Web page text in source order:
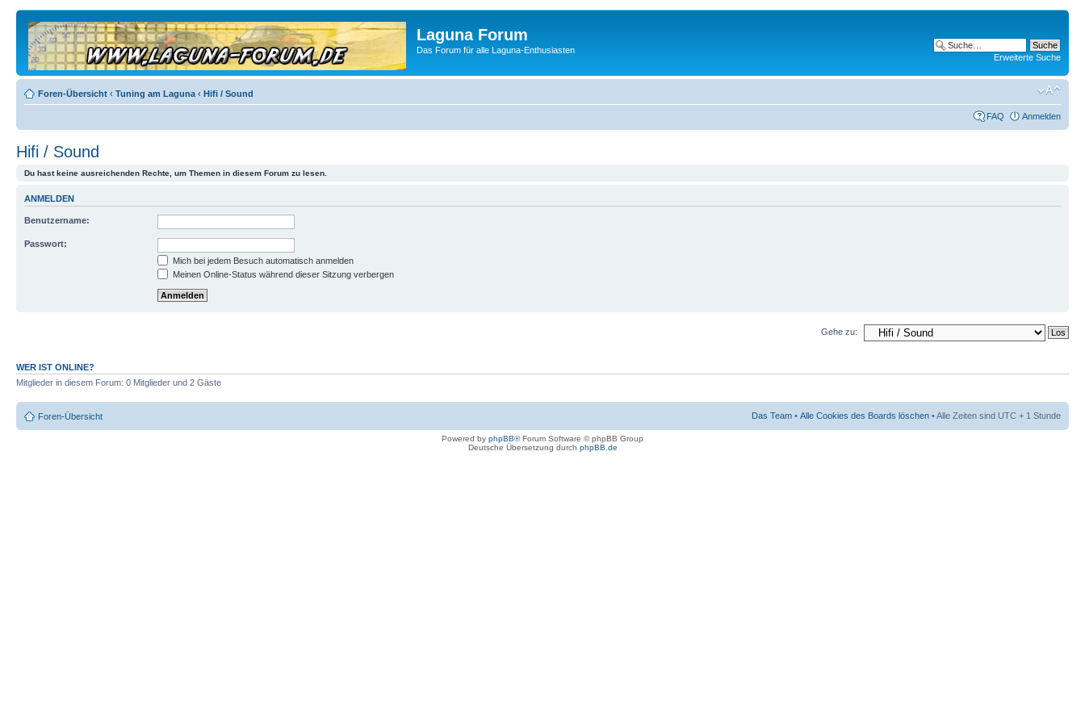
Laguna Forum
Das Forum für alle Laguna-Enthusiasten
Erweiterte Suche
Foren-Übersicht ‹ Tuning am Laguna ‹ Hifi / Sound
FAQ Anmelden
Hifi / Sound
Du hast keine ausreichenden Rechte, um Themen in diesem Forum zu lesen.
ANMELDEN
Benutzername:
Passwort:
Mich bei jedem Besuch automatisch anmelden
Meinen Online-Status während dieser Sitzung verbergen
Gehe zu:
WER IST ONLINE?
Mitglieder in diesem Forum: 0 Mitglieder und 2 Gäste
Foren-Übersicht Das Team • Alle Cookies des Boards löschen • Alle Zeiten sind UTC + 1 Stunde
Powered by phpBB® Forum Software © phpBB Group
Deutsche Übersetzung durch phpBB.de